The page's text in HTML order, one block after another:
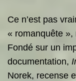
Ce n’est pas
« romanquête »,
Fondé sur un
documentation,
Norek, recense